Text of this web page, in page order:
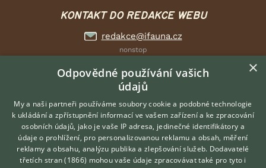
KONTAKT DO REDAKCE WEBU
redakce@ifauna.cz
nonstop
DOMOVSKÁ STRÁNKA
INZERCE
DISKUSE
Hledáte zvířecího kamaráda?
×
Odpovědné používání vašich
údajů
My a naši partneři používáme soubory cookie a podobné technologie
k ukládání a zpřístupnění informací ve vašem zařízení a ke zpracování
osobních údajů, jako je vaše IP adresa, jedinečné identifikátory a
údaje o prohlížení, pro personalizovanou reklamu a obsah, měření
reklamy a obsahu, analýzu publika a zlepšování služeb. Dodavatelé
třetích stran (1866) mohou vaše údaje zpracovávat také pro tyto i